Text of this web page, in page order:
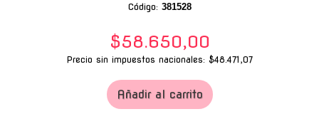
Código: 381528
$58.650,00
Precio sin impuestos nacionales: $48.471,07
Añadir al carrito